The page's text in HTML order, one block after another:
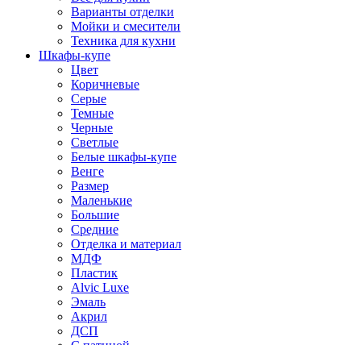
Варианты отделки
Мойки и смесители
Техника для кухни
Шкафы-купе
Цвет
Коричневые
Серые
Темные
Черные
Светлые
Белые шкафы-купе
Венге
Размер
Маленькие
Большие
Средние
Отделка и материал
МДФ
Пластик
Alvic Luxe
Эмаль
Акрил
ДСП